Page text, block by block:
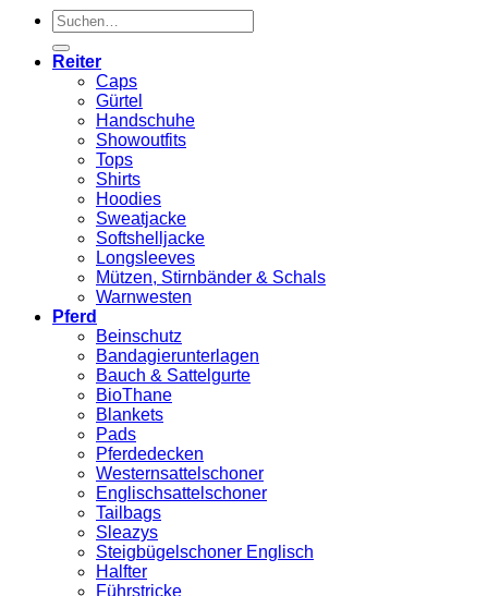
Suchen
nach:
Reiter
Caps
Gürtel
Handschuhe
Showoutfits
Tops
Shirts
Hoodies
Sweatjacke
Softshelljacke
Longsleeves
Mützen, Stirnbänder & Schals
Warnwesten
Pferd
Beinschutz
Bandagierunterlagen
Bauch & Sattelgurte
BioThane
Blankets
Pads
Pferdedecken
Westernsattelschoner
Englischsattelschoner
Tailbags
Sleazys
Steigbügelschoner Englisch
Halfter
Führstricke